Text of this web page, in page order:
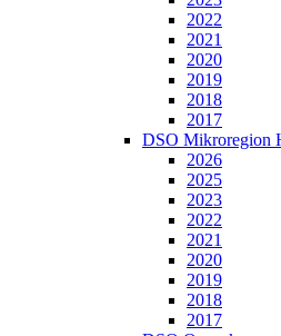
2022
2021
2020
2019
2018
2017
DSO Mikroregion
2026
2025
2023
2022
2021
2020
2019
2018
2017